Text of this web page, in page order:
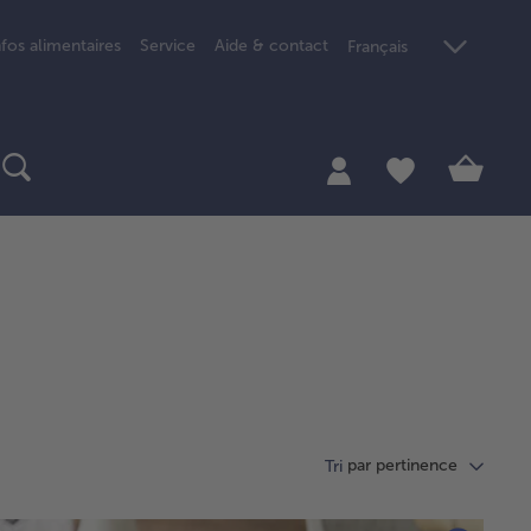
alimentaires Service Aide & contact Français
Tri par pertinence